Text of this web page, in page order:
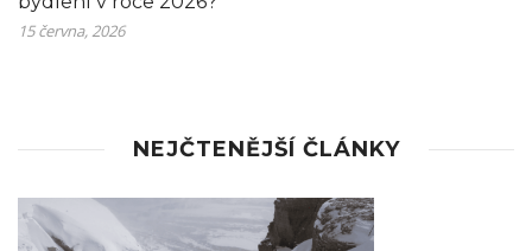
15 června, 2026
NEJČTENĚJŠÍ ČLÁNKY